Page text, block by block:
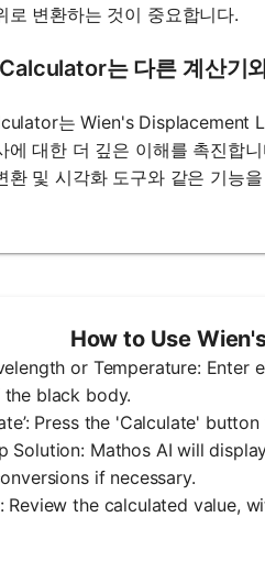
로 변환하는 것이 중요합니다.
는 다른 계산기
는 Wien's Displacement
에 대한 더 깊은 이해를 촉진합
환 및 시각화 도구와 같은 기능
How to Use
or Temperature:
black body.
Press the 'Calculate'
Solution: Mathos AI will
if necessary.
Review the calculated value,